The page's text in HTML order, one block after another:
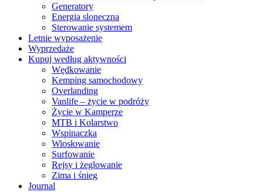
Generatory
Energia sloneczna
Sterowanie systemem
Letnie wyposażenie
Wyprzedaże
Kupuj według aktywności
Wędkowanie
Kemping samochodowy
Overlanding
Vanlife – życie w podróży
Życie w Kamperze
MTB i Kolarstwo
Wspinaczka
Wiosłowanie
Surfowanie
Rejsy i żeglowanie
Zima i śnieg
Journal